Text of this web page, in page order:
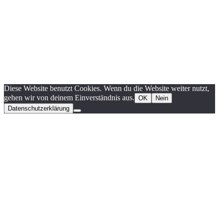
Diese Website benutzt Cookies. Wenn du die Website weiter nutzt,
gehen wir von deinem Einverständnis aus. OK
Nein
Datenschutzerklärung